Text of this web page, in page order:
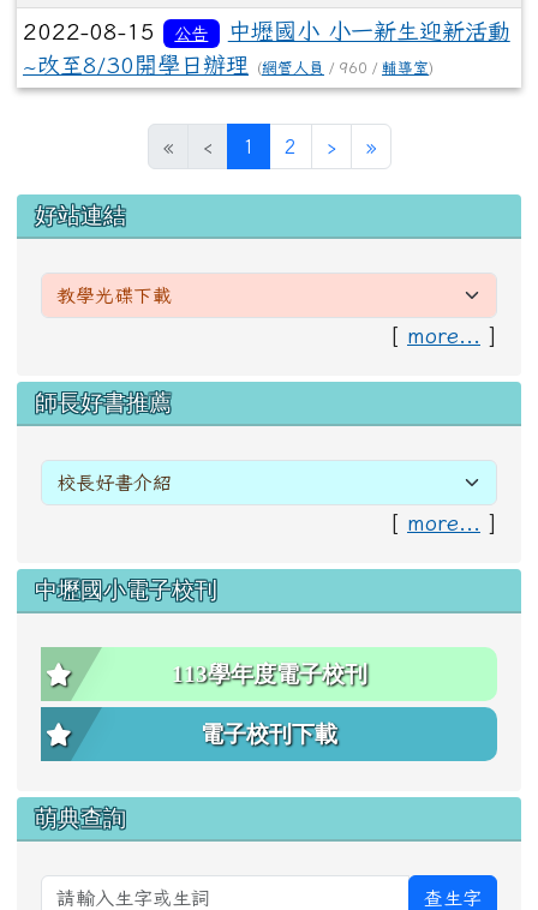
2022-08-15 公告
中壢國小 小一新生迎新活動
~改至8/30開學日辦理
(網管人員 / 960 / 輔導室)
« ‹ 1 (目前頁次)
2 ›下一頁
»最後頁
左邊區域內容
好站連結
[ more... ]
右邊區域內容
師長好書推薦
[ more... ]
中壢國小電子校刊
113學年度電子校刊
電子校刊下載
萌典查詢
查生字